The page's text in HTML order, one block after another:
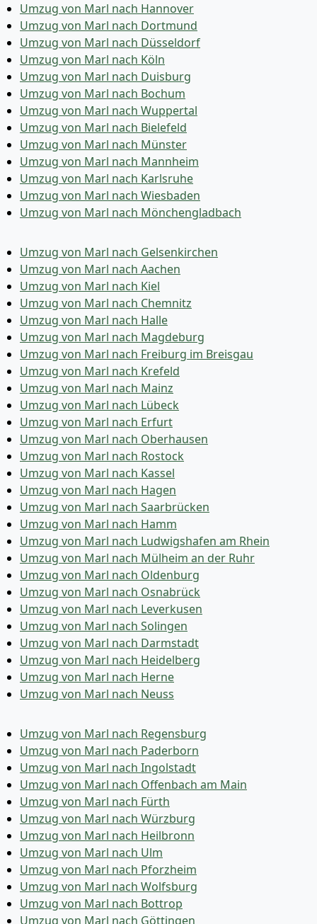
Umzug von Marl nach Hannover
Umzug von Marl nach Dortmund
Umzug von Marl nach Düsseldorf
Umzug von Marl nach Köln
Umzug von Marl nach Duisburg
Umzug von Marl nach Bochum
Umzug von Marl nach Wuppertal
Umzug von Marl nach Bielefeld
Umzug von Marl nach Münster
Umzug von Marl nach Mannheim
Umzug von Marl nach Karlsruhe
Umzug von Marl nach Wiesbaden
Umzug von Marl nach Mönchen­gladbach
Umzug von Marl nach Gelsenkirchen
Umzug von Marl nach Aachen
Umzug von Marl nach Kiel
Umzug von Marl nach Chemnitz
Umzug von Marl nach Halle
Umzug von Marl nach Magdeburg
Umzug von Marl nach Freiburg im Breisgau
Umzug von Marl nach Krefeld
Umzug von Marl nach Mainz
Umzug von Marl nach Lübeck
Umzug von Marl nach Erfurt
Umzug von Marl nach Oberhausen
Umzug von Marl nach Rostock
Umzug von Marl nach Kassel
Umzug von Marl nach Hagen
Umzug von Marl nach Saarbrücken
Umzug von Marl nach Hamm
Umzug von Marl nach Ludwigshafen am Rhein
Umzug von Marl nach Mülheim an der Ruhr
Umzug von Marl nach Oldenburg
Umzug von Marl nach Osnabrück
Umzug von Marl nach Leverkusen
Umzug von Marl nach Solingen
Umzug von Marl nach Darmstadt
Umzug von Marl nach Heidelberg
Umzug von Marl nach Herne
Umzug von Marl nach Neuss
Umzug von Marl nach Regensburg
Umzug von Marl nach Paderborn
Umzug von Marl nach Ingolstadt
Umzug von Marl nach Offenbach am Main
Umzug von Marl nach Fürth
Umzug von Marl nach Würzburg
Umzug von Marl nach Heilbronn
Umzug von Marl nach Ulm
Umzug von Marl nach Pforzheim
Umzug von Marl nach Wolfsburg
Umzug von Marl nach Bottrop
Umzug von Marl nach Göttingen